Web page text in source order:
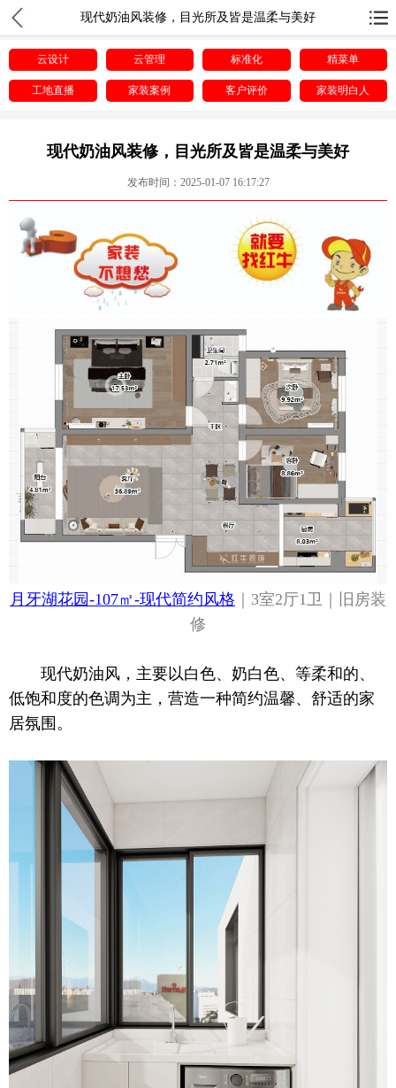
现代奶油风装修，目光所及皆是温柔与美好
云设计 云管理 标准化 精菜单
工地直播 家装案例 客户评价 家装明白人
现代奶油风装修，目光所及皆是温柔与美好
发布时间：2025-01-07 16:17:27
月牙湖花园-107㎡-现代简约风格 ｜3室2厅1卫｜旧房装
修
现代奶油风，主要以白色、奶白色、等柔和的、
低饱和度的色调为主，营造一种简约温馨、舒适的家
居氛围。